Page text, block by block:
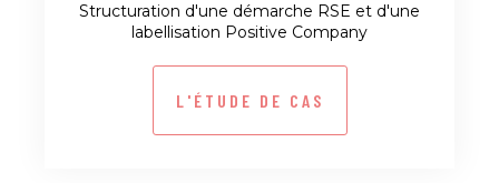
Structuration d'une démarche RSE et d'une
labellisation Positive Company
L'ÉTUDE DE CAS